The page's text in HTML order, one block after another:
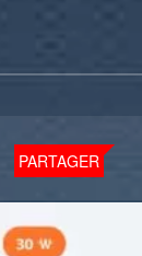
PARTAGER